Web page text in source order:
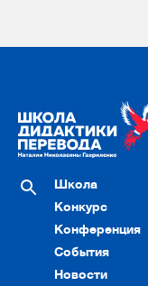
Школа
Конкурс
Конференция
События
Новости